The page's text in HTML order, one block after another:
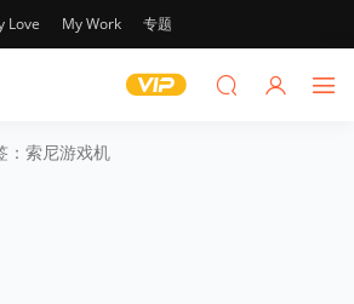
Love My Work 专题
：索尼游戏机